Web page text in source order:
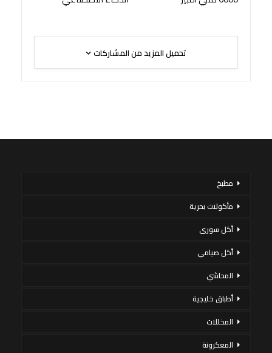
تحميل المزيد من المشاركات
مطبخ
مأكولات بحرية
أكل سورى
أكل صيامي
المحاشي
أطباق خليجية
المخللات
المعكرونة